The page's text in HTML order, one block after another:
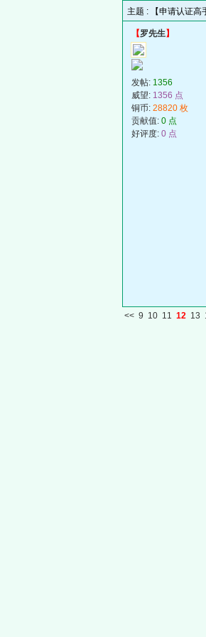
主题 : 【申请认证
【罗先生】
发帖: 1356
威望: 1356 点
铜币: 28820 枚
贡献值: 0 点
好评度: 0 点
<< 9 10 11 12 13